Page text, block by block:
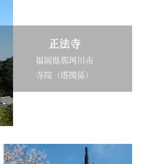
正法寺
福岡県那珂川市
寺院（塔関係）